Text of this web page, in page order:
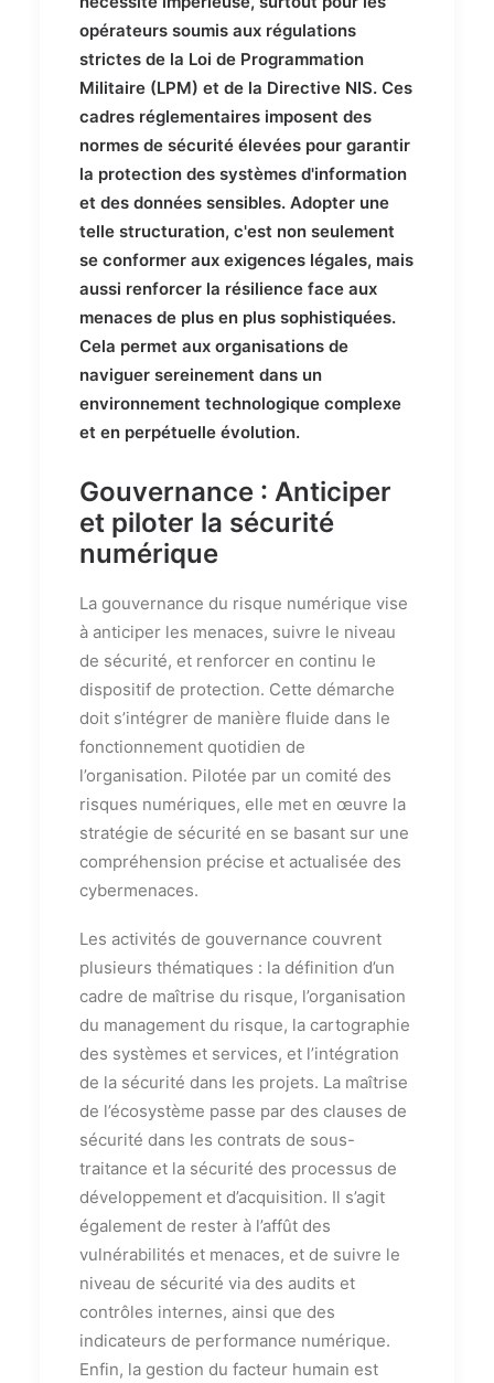
opérateurs soumis aux régulations
strictes de la Loi de Programmation
Militaire (LPM) et de la Directive NIS. Ces
cadres réglementaires imposent des
normes de sécurité élevées pour garantir
la protection des systèmes d'information
et des données sensibles. Adopter une
telle structuration, c'est non seulement
se conformer aux exigences légales, mais
aussi renforcer la résilience face aux
menaces de plus en plus sophistiquées.
Cela permet aux organisations de
naviguer sereinement dans un
environnement technologique complexe
et en perpétuelle évolution.
Gouvernance : Anticiper
et piloter la sécurité
numérique
La gouvernance du risque numérique vise
à anticiper les menaces, suivre le niveau
de sécurité, et renforcer en continu le
dispositif de protection. Cette démarche
doit s’intégrer de manière fluide dans le
fonctionnement quotidien de
l’organisation. Pilotée par un comité des
risques numériques, elle met en œuvre la
stratégie de sécurité en se basant sur une
compréhension précise et actualisée des
cybermenaces.
Les activités de gouvernance couvrent
plusieurs thématiques : la définition d’un
cadre de maîtrise du risque, l’organisation
du management du risque, la cartographie
des systèmes et services, et l’intégration
de la sécurité dans les projets. La maîtrise
de l’écosystème passe par des clauses de
sécurité dans les contrats de sous-
traitance et la sécurité des processus de
développement et d’acquisition. Il s’agit
également de rester à l’affût des
vulnérabilités et menaces, et de suivre le
niveau de sécurité via des audits et
contrôles internes, ainsi que des
indicateurs de performance numérique.
Enfin, la gestion du facteur humain est